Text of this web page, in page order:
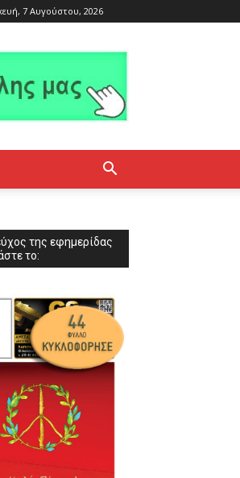
7 Αυγούστου, 2026
της εφημερίδας
το: